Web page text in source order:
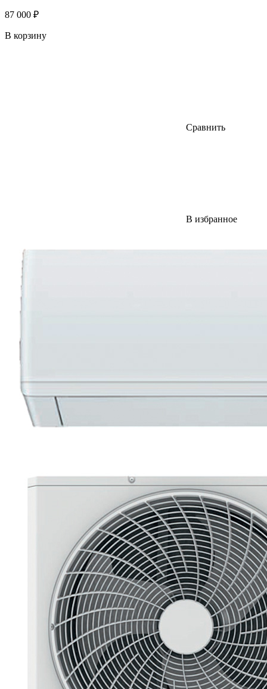
87 000 ₽
В корзину
Сравнить
В избранное